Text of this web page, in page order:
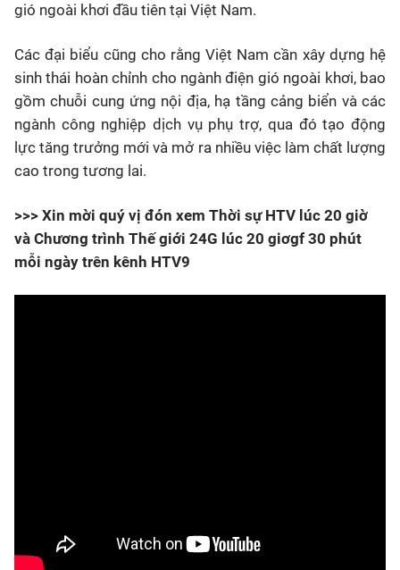
gió ngoài khơi đầu tiên tại Việt Nam.
Các đại biểu cũng cho rằng Việt Nam cần xây dựng hệ
sinh thái hoàn chỉnh cho ngành điện gió ngoài khơi, bao
gồm chuỗi cung ứng nội địa, hạ tầng cảng biển và các
ngành công nghiệp dịch vụ phụ trợ, qua đó tạo động
lực tăng trưởng mới và mở ra nhiều việc làm chất lượng
cao trong tương lai.
>>> Xin mời quý vị đón xem Thời sự HTV lúc 20 giờ
và Chương trình Thế giới 24G lúc 20 giơgf 30 phút
mỗi ngày trên kênh HTV9